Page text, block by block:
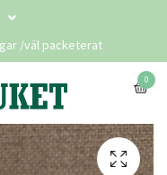
/väl packeterat
0